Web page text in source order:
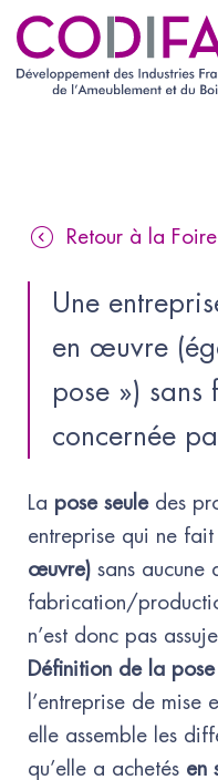
Retour à la
Une
en œuvre
pose ») sans
concernée
La pose seule des
entreprise qui ne fait
œuvre) sans aucune
fabrication/
n’est donc pas
Définition de la
l’entreprise de
elle assemble les
qu’elle a achetés en